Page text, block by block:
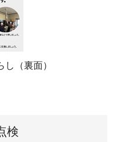
（裏面）
検